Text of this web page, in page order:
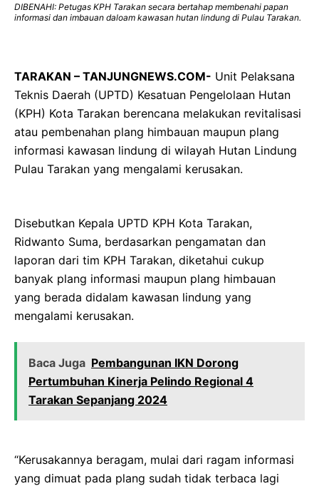
DIBENAHI: Petugas KPH Tarakan secara bertahap membenahi papan
informasi dan imbauan daloam kawasan hutan lindung di Pulau Tarakan.
TARAKAN – TANJUNGNEWS.COM- Unit Pelaksana
Teknis Daerah (UPTD) Kesatuan Pengelolaan Hutan
(KPH) Kota Tarakan berencana melakukan revitalisasi
atau pembenahan plang himbauan maupun plang
informasi kawasan lindung di wilayah Hutan Lindung
Pulau Tarakan yang mengalami kerusakan.
Disebutkan Kepala UPTD KPH Kota Tarakan,
Ridwanto Suma, berdasarkan pengamatan dan
laporan dari tim KPH Tarakan, diketahui cukup
banyak plang informasi maupun plang himbauan
yang berada didalam kawasan lindung yang
mengalami kerusakan.
Baca Juga Pembangunan IKN Dorong
Pertumbuhan Kinerja Pelindo Regional 4
Tarakan Sepanjang 2024
“Kerusakannya beragam, mulai dari ragam informasi
yang dimuat pada plang sudah tidak terbaca lagi